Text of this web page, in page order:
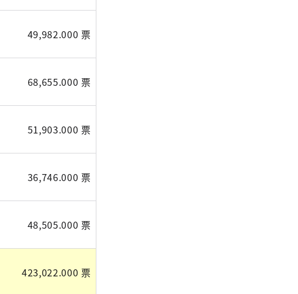
49,982.000 票
68,655.000 票
51,903.000 票
36,746.000 票
48,505.000 票
423,022.000 票